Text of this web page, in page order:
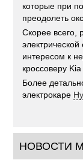
которые при
преодолеть
Скорее всего,
интересом к
кроссоверу Kia
Более
электрокаре
НОВОСТИ